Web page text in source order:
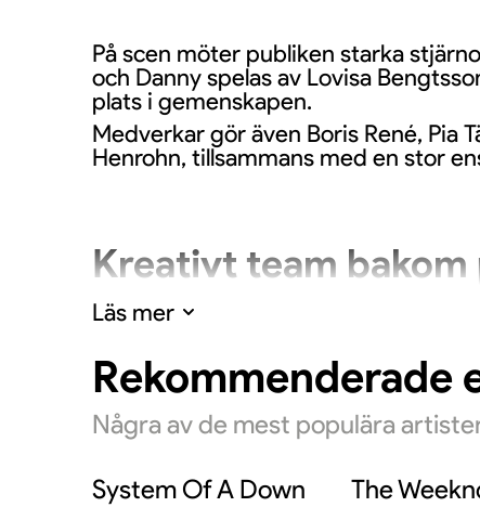
På scen möter publiken starka
och Danny spelas av Lovisa
plats i gemenskapen.
Medverkar gör även Boris René, Pia
Henrohn, tillsammans med en stor
Kreativt team
ledningen sköts av Nils-Petter
En musikal som
Läs mer
Rekommenderade
Några av de mest populära
System Of A Down The